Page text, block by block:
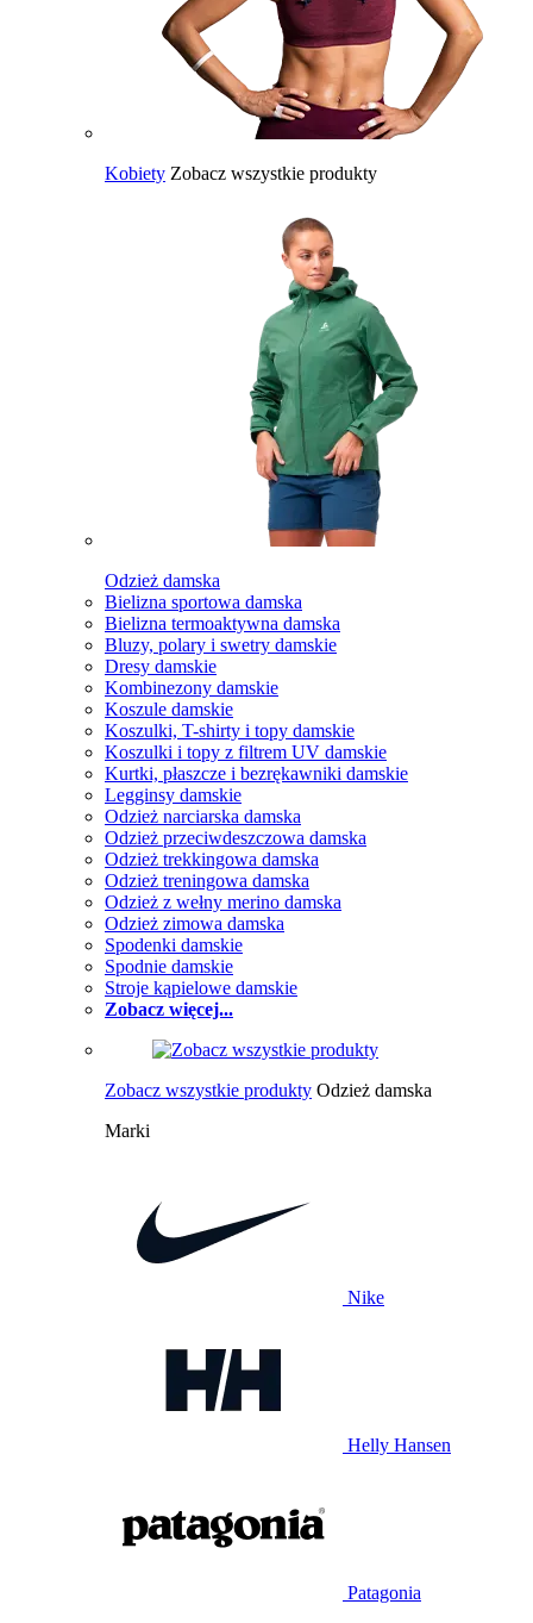
Kobiety Zobacz wszystkie produkty
Odzież damska
Bielizna sportowa damska
Bielizna termoaktywna damska
Bluzy, polary i swetry damskie
Dresy damskie
Kombinezony damskie
Koszule damskie
Koszulki, T-shirty i topy damskie
Koszulki i topy z filtrem UV damskie
Kurtki, płaszcze i bezrękawniki damskie
Legginsy damskie
Odzież narciarska damska
Odzież przeciwdeszczowa damska
Odzież trekkingowa damska
Odzież treningowa damska
Odzież z wełny merino damska
Odzież zimowa damska
Spodenki damskie
Spodnie damskie
Stroje kąpielowe damskie
Zobacz więcej...
Zobacz wszystkie produkty Odzież damska
Marki
Nike
Helly Hansen
Patagonia